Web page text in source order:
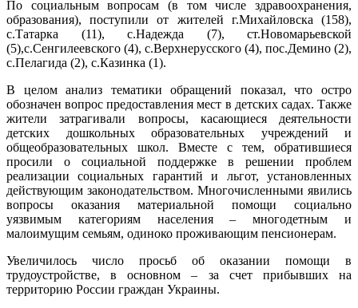
По социальным вопросам (в том числе здравоохранения,
образования), поступили от жителей г.Михайловска (158),
с.Татарка (11), с.Надежда (7), ст.Новомарьевской
(5),с.Сенгилеевского (4), с.Верхнерусского (4), пос.Демино (2),
с.Пелагида (2), с.Казинка (1).
В целом анализ тематики обращений показал, что остро
обозначен вопрос предоставления мест в детских садах. Также
жители затрагивали вопросы, касающиеся деятельности
детских дошкольных образовательных учреждений и
общеобразовательных школ. Вместе с тем, обратившиеся
просили о социальной поддержке в решении проблем
реализации социальных гарантий и льгот, установленных
действующим законодательством. Многочисленными явились
вопросы оказания материальной помощи социально
уязвимым категориям населения – многодетным и
малоимущим семьям, одиноко проживающим пенсионерам.
Увеличилось число просьб об оказании помощи в
трудоустройстве, в основном – за счет прибывших на
территорию России граждан Украины.